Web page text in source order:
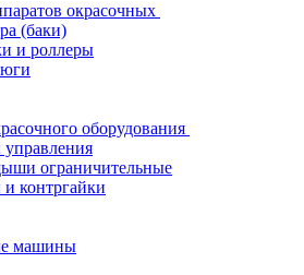
окрасочных
(баки)
и роллеры
оборудования
управления
ограничительные
контргайки
машины